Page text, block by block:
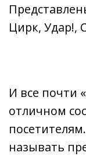
Цирк, Удар!,
И все почти
отличном
называть